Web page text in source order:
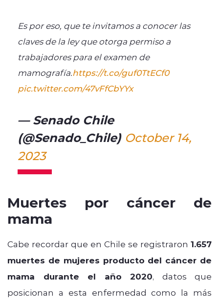
Es por eso, que te invitamos a conocer las
claves de la ley que otorga permiso a
trabajadores para el examen de
mamografía.https://t.co/guf0TtECf0
pic.twitter.com/47vFfCbYYx
— Senado Chile
(@Senado_Chile) October 14,
2023
Muertes por cáncer de
mama
Cabe recordar que en Chile se registraron 1.657
muertes de mujeres producto del cáncer de
mama durante el año 2020, datos que
posicionan a esta enfermedad como la más